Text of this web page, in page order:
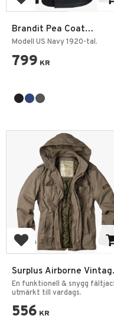
Add to favorites
Brandit Pea Coat
Skepparkavaj
Modell US Navy 1920-tal.
799 KR
Add to favorites
Surplus Airborne
Jacka
En funktionell & snygg
utmärkt till vardags.
556 KR